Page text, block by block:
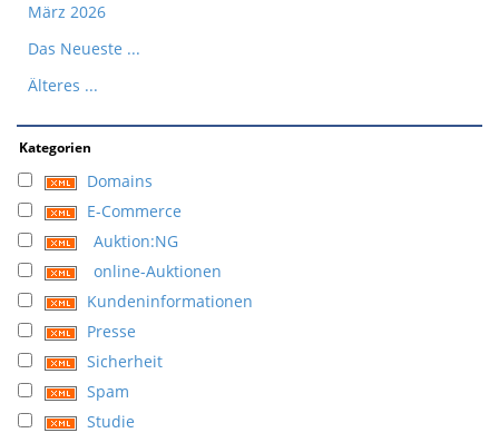
März 2026
Das Neueste ...
Älteres ...
Kategorien
Domains
E-Commerce
Auktion:NG
online-Auktionen
Kundeninformationen
Presse
Sicherheit
Spam
Studie